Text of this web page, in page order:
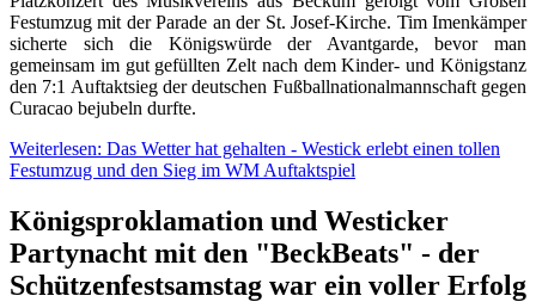
Festumzug mit der Parade an der St. Josef-Kirche. Tim Imenkämper
sicherte sich die Königswürde der Avantgarde, bevor man
gemeinsam im gut gefüllten Zelt nach dem Kinder- und Königstanz
den 7:1 Auftaktsieg der deutschen Fußballnationalmannschaft gegen
Curacao bejubeln durfte.
Weiterlesen: Das Wetter hat gehalten - Westick erlebt einen tollen
Festumzug und den Sieg im WM Auftaktspiel
Königsproklamation und Westicker
Partynacht mit den "BeckBeats" - der
Schützenfestsamstag war ein voller Erfolg